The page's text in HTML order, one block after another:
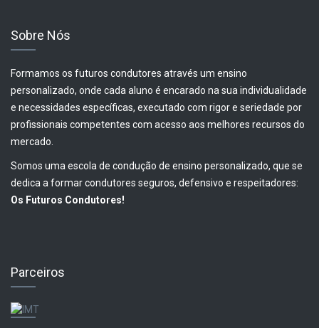
Sobre Nós
Formamos os futuros condutores através um ensino
personalizado, onde cada aluno é encarado na sua individualidade
e necessidades específicas, executado com rigor e seriedade por
profissionais competentes com acesso aos melhores recursos do
mercado.
Somos uma escola de condução de ensino personalizado, que se
dedica a formar condutores seguros, defensivo e respeitadores:
Os Futuros Condutores!
Parceiros